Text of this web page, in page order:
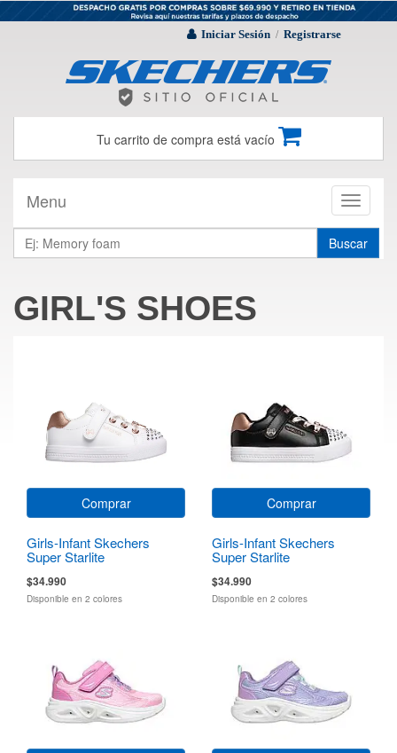
Iniciar Sesión / Registrarse
Tu carrito de compra está vacío
Toggle
Menu
Buscar
GIRL'S SHOES
Comprar
Girls-Infant Skechers
Super Starlite
$34.990
Disponible en 2 colores
Comprar
Girls-Infant Skechers
Super Starlite
$34.990
Disponible en 2 colores